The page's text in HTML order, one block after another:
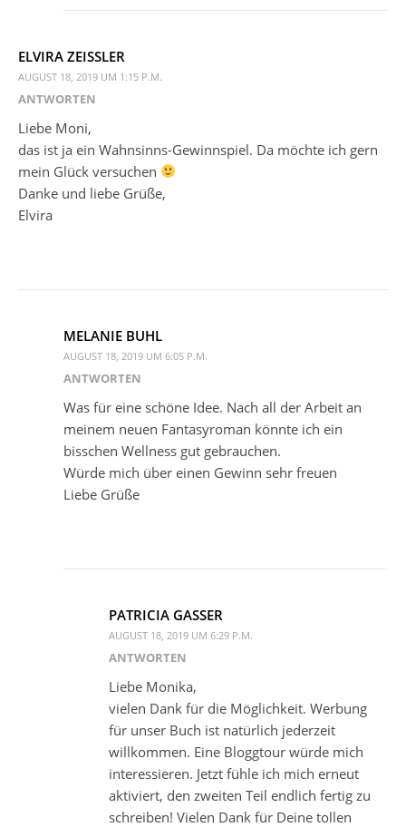
ELVIRA ZEISSLER
AUGUST 18, 2019 UM 1:15 P.M.
ANTWORTEN
Liebe Moni,
das ist ja ein Wahnsinns-Gewinnspiel. Da möchte ich gern
mein Glück versuchen
Danke und liebe Grüße,
Elvira
MELANIE BUHL
AUGUST 18, 2019 UM 6:05 P.M.
ANTWORTEN
Was für eine schöne Idee. Nach all der Arbeit an
meinem neuen Fantasyroman könnte ich ein
bisschen Wellness gut gebrauchen.
Würde mich über einen Gewinn sehr freuen
Liebe Grüße
PATRICIA GASSER
AUGUST 18, 2019 UM 6:29 P.M.
ANTWORTEN
Liebe Monika,
vielen Dank für die Möglichkeit. Werbung
für unser Buch ist natürlich jederzeit
willkommen. Eine Bloggtour würde mich
interessieren. Jetzt fühle ich mich erneut
aktiviert, den zweiten Teil endlich fertig zu
schreiben! Vielen Dank für Deine tollen